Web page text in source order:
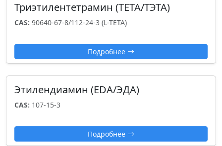
Триэтилентетрамин (TETA/ТЭТА)
CAS: 90640-67-8/112-24-3 (L-TETA)
Подробнее
Этилендиамин (EDA/ЭДА)
CAS: 107-15-3
Подробнее